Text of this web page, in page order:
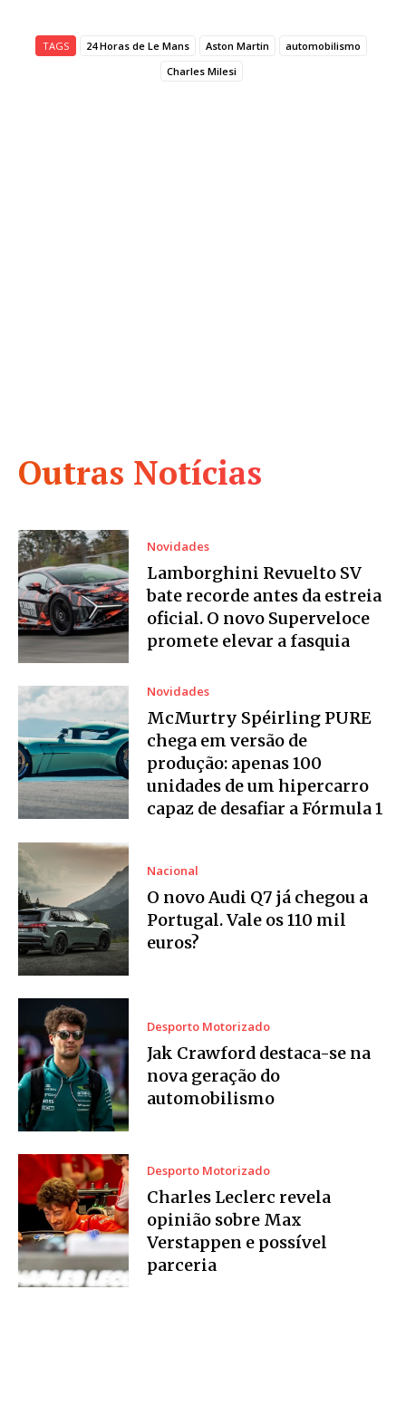
Outras Notícias
Novidades
Lamborghini Revuelto SV
bate recorde antes da estreia
oficial. O novo Superveloce
promete elevar a fasquia
Novidades
McMurtry Spéirling PURE
chega em versão de
produção: apenas 100
unidades de um hipercarro
capaz de desafiar a Fórmula 1
Nacional
O novo Audi Q7 já chegou a
Portugal. Vale os 110 mil
euros?
Desporto Motorizado
Jak Crawford destaca-se na
nova geração do
automobilismo
Desporto Motorizado
Charles Leclerc revela
opinião sobre Max
Verstappen e possível
parceria
TAGS 24 Horas de Le Mans Aston Martin
automobilismo
Charles Milesi